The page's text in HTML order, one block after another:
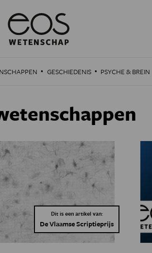
· GESCHIEDENIS · PSYCHE & BREIN
Dit is een artikel van:
De Vlaamse Scriptieprijs